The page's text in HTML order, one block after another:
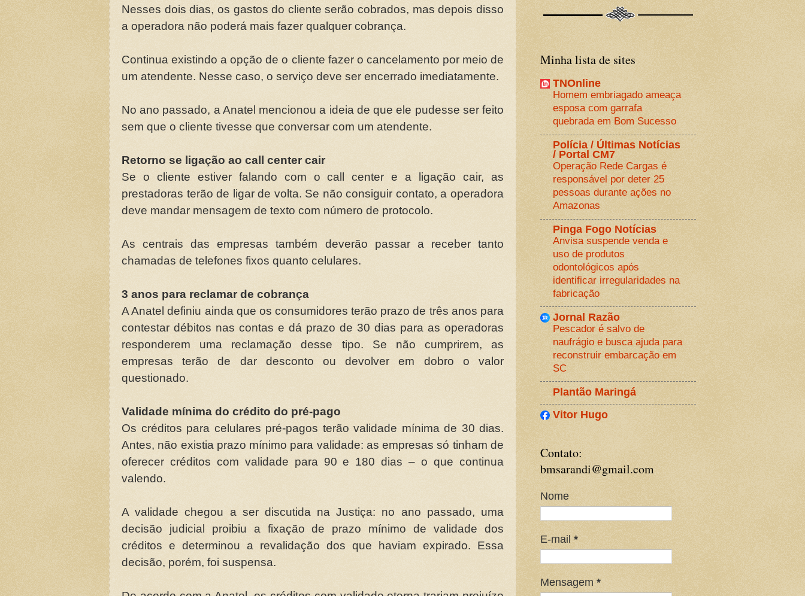
Nesses dois dias, os gastos do cliente serão cobrados, mas depois disso
a operadora não poderá mais fazer qualquer cobrança.
Continua existindo a opção de o cliente fazer o cancelamento por meio de
um atendente. Nesse caso, o serviço deve ser encerrado imediatamente.
No ano passado, a Anatel mencionou a ideia de que ele pudesse ser feito
sem que o cliente tivesse que conversar com um atendente.
Retorno se ligação ao call center cair
Se o cliente estiver falando com o call center e a ligação cair, as
prestadoras terão de ligar de volta. Se não consiguir contato, a operadora
deve mandar mensagem de texto com número de protocolo.
As centrais das empresas também deverão passar a receber tanto
chamadas de telefones fixos quanto celulares.
3 anos para reclamar de cobrança
A Anatel definiu ainda que os consumidores terão prazo de três anos para
contestar débitos nas contas e dá prazo de 30 dias para as operadoras
responderem uma reclamação desse tipo. Se não cumprirem, as
empresas terão de dar desconto ou devolver em dobro o valor
questionado.
Validade mínima do crédito do pré-pago
Os créditos para celulares pré-pagos terão validade mínima de 30 dias.
Antes, não existia prazo mínimo para validade: as empresas só tinham de
oferecer créditos com validade para 90 e 180 dias – o que continua
valendo.
A validade chegou a ser discutida na Justiça: no ano passado, uma
decisão judicial proibiu a fixação de prazo mínimo de validade dos
créditos e determinou a revalidação dos que haviam expirado. Essa
decisão, porém, foi suspensa.
Minha lista de sites
TNOnline
Homem embriagado ameaça
esposa com garrafa
quebrada em Bom Sucesso
Polícia / Últimas Notícias
/ Portal CM7
Operação Rede Cargas é
responsável por deter 25
pessoas durante ações no
Amazonas
Pinga Fogo Notícias
Anvisa suspende venda e
uso de produtos
odontológicos após
identificar irregularidades na
fabricação
Jornal Razão
Pescador é salvo de
naufrágio e busca ajuda para
reconstruir embarcação em
SC
Plantão Maringá
Vitor Hugo
Contato:
bmsarandi@gmail.com
Nome
E-mail *
Mensagem *